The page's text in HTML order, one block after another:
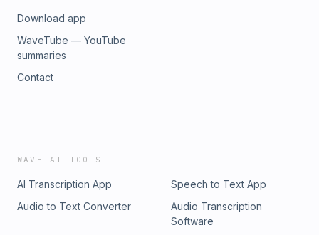
Download app
WaveTube — YouTube
summaries
Contact
WAVE AI TOOLS
AI Transcription App
Speech to Text App
Audio to Text Converter
Audio Transcription
Software